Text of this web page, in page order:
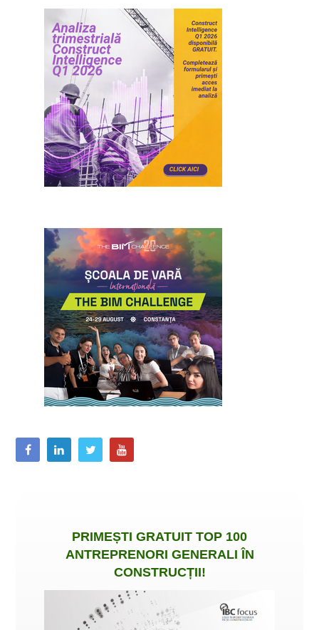
PRIMEȘTI GRATUIT TOP 100
ANTREPRENORI GENERALI ÎN
CONSTRUCȚII!